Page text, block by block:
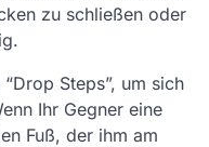
zu schließen oder
Steps”, um sich
Ihr Gegner eine
Fuß, der ihm am